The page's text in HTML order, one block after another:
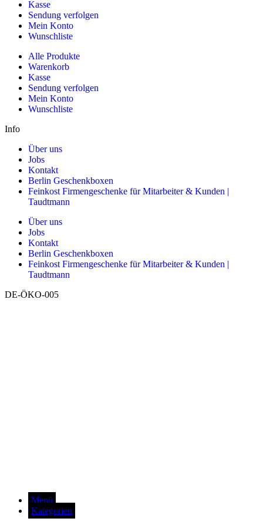
Kasse
Sendung verfolgen
Mein Konto
Wunschliste
Alle Produkte
Warenkorb
Kasse
Sendung verfolgen
Mein Konto
Wunschliste
Info
Über uns
Jobs
Kontakt
Berlin Geschenkboxen
Feinkost Firmengeschenke für Mitarbeiter & Kunden |
Taudtmann
Über uns
Jobs
Kontakt
Berlin Geschenkboxen
Feinkost Firmengeschenke für Mitarbeiter & Kunden |
Taudtmann
DE-ÖKO-005
Menü
Kategorien